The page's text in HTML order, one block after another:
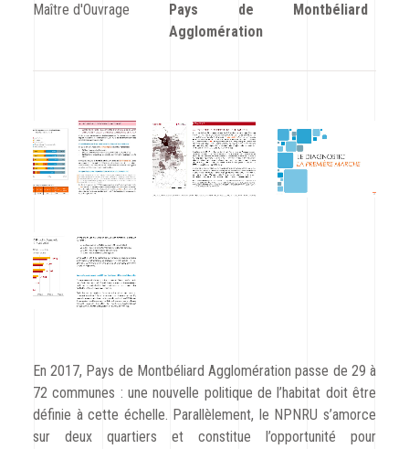
Maître d'Ouvrage
Pays de Montbéliard
Agglomération
En 2017, Pays de Montbéliard Agglomération passe de 29 à
72 communes : une nouvelle politique de l’habitat doit être
définie à cette échelle. Parallèlement, le NPNRU s’amorce
sur deux quartiers et constitue l’opportunité pour